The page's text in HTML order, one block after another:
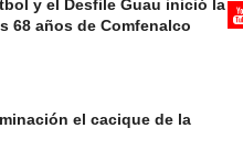
y el Desfile Guau inició la
68 años de Comfenalco
el cacique de la